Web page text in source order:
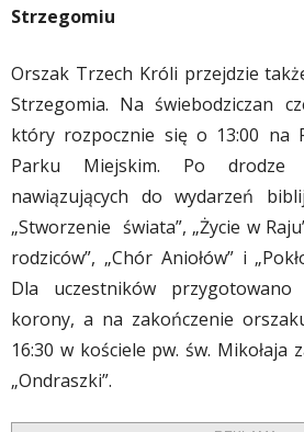
Strzegomiu
Orszak Trzech Króli przejdzie
Strzegomia. Na świebodziczan
który rozpocznie się o 13:00 na
Parku Miejskim. Po drodze
nawiązujących do wydarzeń
„Stworzenie świata”, „Życie w
rodziców”, „Chór Aniołów” i
Dla uczestników
korony, a na zakończenie
16:30 w kościele pw. św. Mikołaja
„Ondraszki”.